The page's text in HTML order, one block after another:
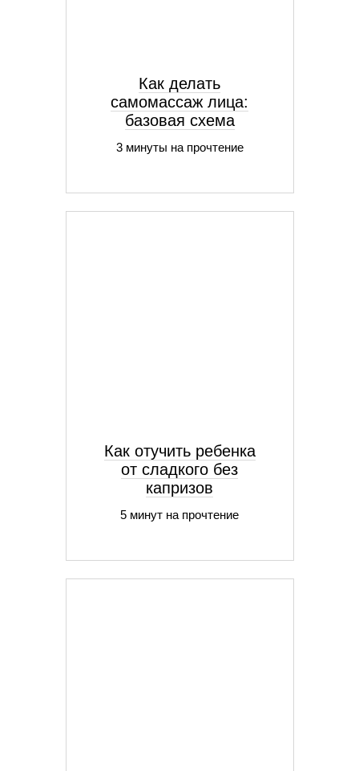
Как делать
самомассаж лица:
базовая схема
3 минуты на прочтение
Как отучить ребенка
от сладкого без
капризов
5 минут на прочтение